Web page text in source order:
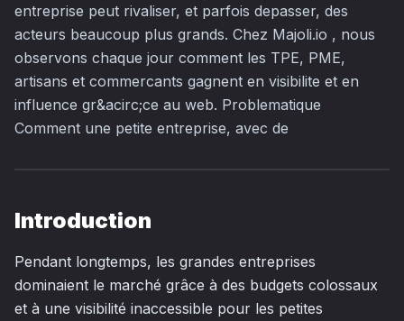
entreprise peut rivaliser, et parfois depasser, des
acteurs beaucoup plus grands. Chez Majoli.io , nous
observons chaque jour comment les TPE, PME,
artisans et commercants gagnent en visibilite et en
influence gr&acirc;ce au web. Problematique
Comment une petite entreprise, avec de
Introduction
Pendant longtemps, les grandes entreprises
dominaient le marché grâce à des budgets colossaux
et à une visibilité inaccessible pour les petites